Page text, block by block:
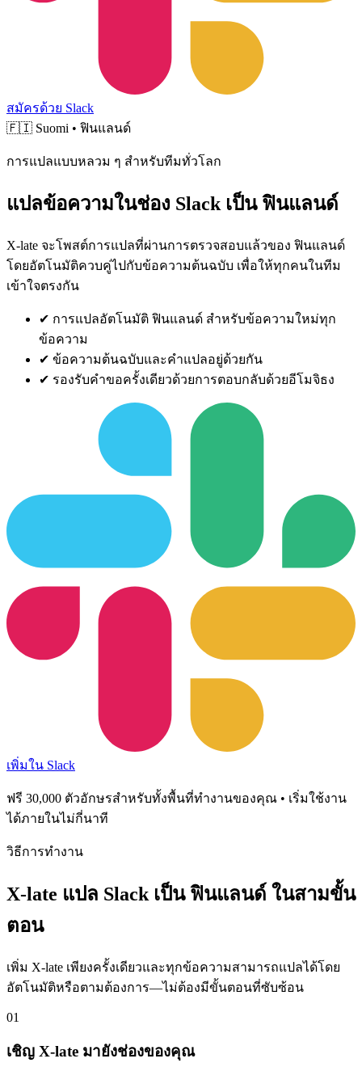
สมัครด้วย Slack
🇫🇮 Suomi • ฟินแลนด์
การแปลแบบหลวม ๆ สำหรับทีมทั่วโลก
แปลข้อความในช่อง Slack เป็น ฟินแลนด์
X-late จะโพสต์การแปลที่ผ่านการตรวจสอบแล้วของ ฟินแลนด์
โดยอัตโนมัติควบคู่ไปกับข้อความต้นฉบับ เพื่อให้ทุกคนในทีม
เข้าใจตรงกัน
✔ การแปลอัตโนมัติ ฟินแลนด์ สำหรับข้อความใหม่ทุก
ข้อความ
✔ ข้อความต้นฉบับและคำแปลอยู่ด้วยกัน
✔ รองรับคำขอครั้งเดียวด้วยการตอบกลับด้วยอีโมจิธง
เพิ่มใน Slack
ฟรี 30,000 ตัวอักษรสำหรับทั้งพื้นที่ทำงานของคุณ • เริ่มใช้งาน
ได้ภายในไม่กี่นาที
วิธีการทำงาน
X-late แปล Slack เป็น ฟินแลนด์ ในสามขั้น
ตอน
เพิ่ม X-late เพียงครั้งเดียวและทุกข้อความสามารถแปลได้โดย
อัตโนมัติหรือตามต้องการ—ไม่ต้องมีขั้นตอนที่ซับซ้อน
01
เชิญ X-late มายังช่องของคุณ